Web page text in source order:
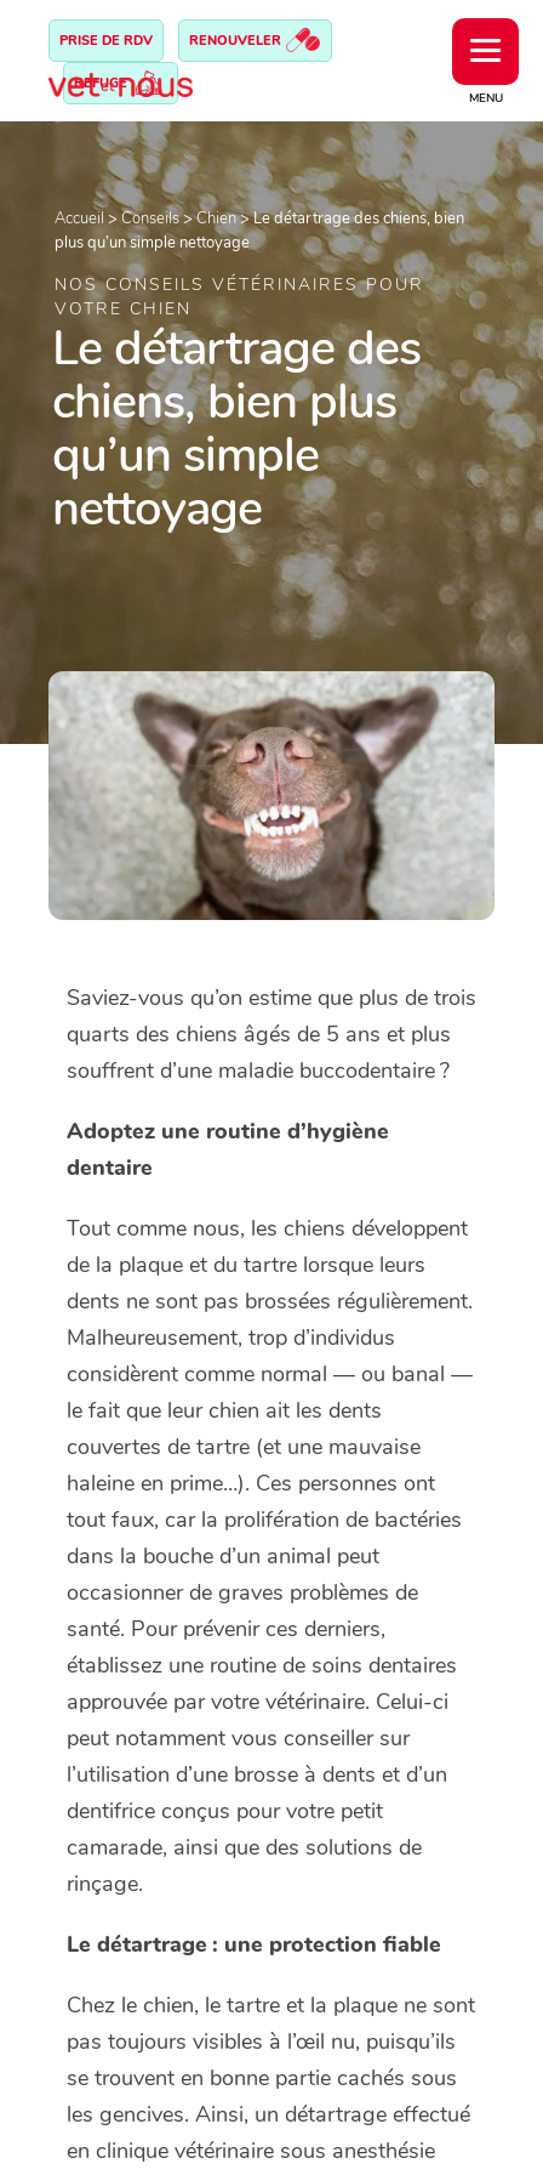
MENU
PRISE DE RDV RENOUVELER
REFUGE
Accueil >Conseils>Chien>Le détartrage des chiens, bien
plus qu’un simple nettoyage
NOS CONSEILS VÉTÉRINAIRES POUR
VOTRE CHIEN
Le détartrage des
chiens, bien plus
qu’un simple
nettoyage
Saviez-vous qu’on estime que plus de trois
quarts des chiens âgés de 5 ans et plus
souffrent d’une maladie buccodentaire ?
Adoptez une routine d’hygiène
dentaire
Tout comme nous, les chiens développent
de la plaque et du tartre lorsque leurs
dents ne sont pas brossées régulièrement.
Malheureusement, trop d’individus
considèrent comme normal — ou banal —
le fait que leur chien ait les dents
couvertes de tartre (et une mauvaise
haleine en prime…). Ces personnes ont
tout faux, car la prolifération de bactéries
dans la bouche d’un animal peut
occasionner de graves problèmes de
santé. Pour prévenir ces derniers,
établissez une routine de soins dentaires
approuvée par votre vétérinaire. Celui-ci
peut notamment vous conseiller sur
l’utilisation d’une brosse à dents et d’un
dentifrice conçus pour votre petit
camarade, ainsi que des solutions de
rinçage.
Le détartrage : une protection fiable
Chez le chien, le tartre et la plaque ne sont
pas toujours visibles à l’œil nu, puisqu’ils
se trouvent en bonne partie cachés sous
les gencives. Ainsi, un détartrage effectué
en clinique vétérinaire sous anesthésie